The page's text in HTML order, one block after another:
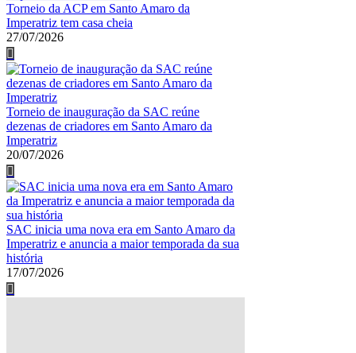
Torneio da ACP em Santo Amaro da
Imperatriz tem casa cheia
27/07/2026
Torneio de inauguração da SAC reúne
dezenas de criadores em Santo Amaro da
Imperatriz
20/07/2026
SAC inicia uma nova era em Santo Amaro da
Imperatriz e anuncia a maior temporada da sua
história
17/07/2026